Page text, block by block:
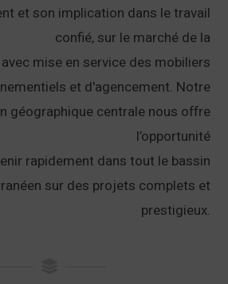
et son implication dans le travail
confié, sur le marché de la
mise en service des mobiliers
et d'agencement. Notre
géographique centrale nous offre
l’opportunité
rapidement dans tout le bassin
sur des projets complets et
prestigieux.